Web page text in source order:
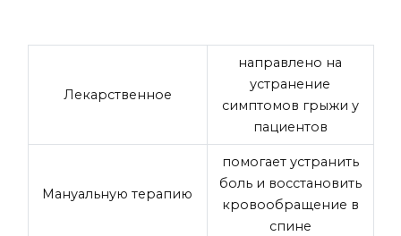
Лекарственное
направлено на
устранение
симптомов грыжи у
пациентов
Мануальную терапию
помогает устранить
боль и восстановить
кровообращение в
спине